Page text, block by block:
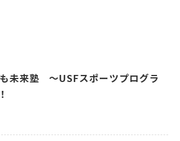
未来塾 ～USFスポーツプログラ